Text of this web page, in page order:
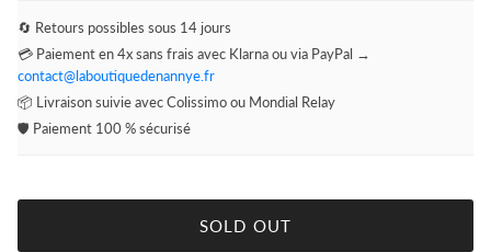
🔄 Retours possibles sous 14 jours
💳 Paiement en 4x sans frais avec Klarna ou via PayPal →
contact@laboutiquedenannye.fr
📦 Livraison suivie avec Colissimo ou Mondial Relay
🛡️ Paiement 100 % sécurisé
SOLD OUT